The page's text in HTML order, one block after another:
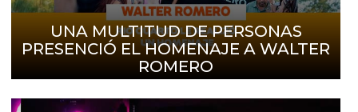
UNA MULTITUD DE PERSONAS
PRESENCIÓ EL HOMENAJE A WALTER
ROMERO